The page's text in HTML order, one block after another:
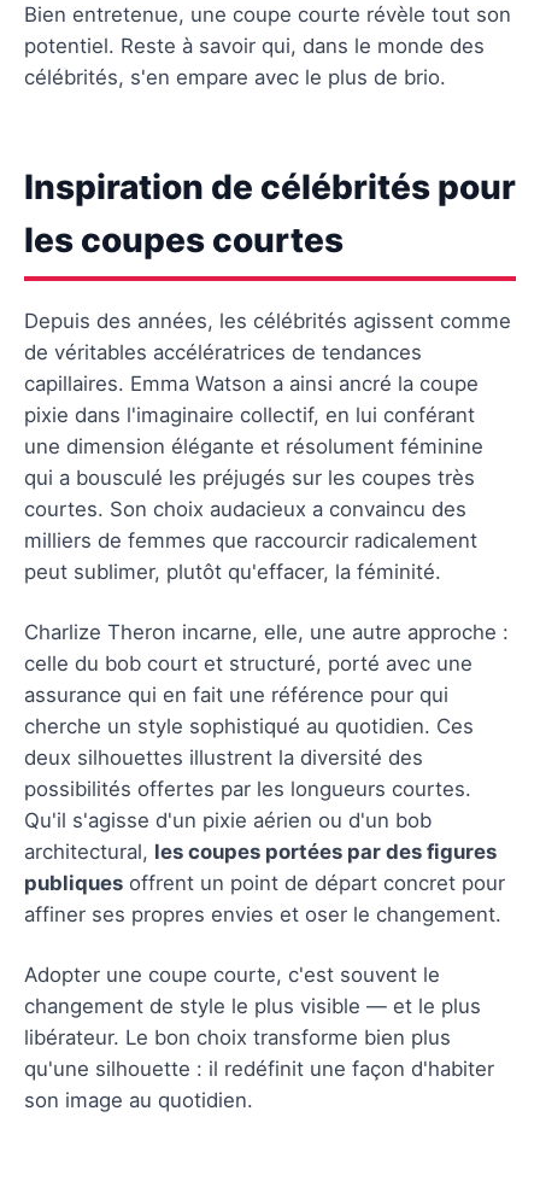
Bien entretenue, une coupe courte révèle tout son
potentiel. Reste à savoir qui, dans le monde des
célébrités, s'en empare avec le plus de brio.
Inspiration de célébrités pour
les coupes courtes
Depuis des années, les célébrités agissent comme
de véritables accélératrices de tendances
capillaires. Emma Watson a ainsi ancré la coupe
pixie dans l'imaginaire collectif, en lui conférant
une dimension élégante et résolument féminine
qui a bousculé les préjugés sur les coupes très
courtes. Son choix audacieux a convaincu des
milliers de femmes que raccourcir radicalement
peut sublimer, plutôt qu'effacer, la féminité.
Charlize Theron incarne, elle, une autre approche :
celle du bob court et structuré, porté avec une
assurance qui en fait une référence pour qui
cherche un style sophistiqué au quotidien. Ces
deux silhouettes illustrent la diversité des
possibilités offertes par les longueurs courtes.
Qu'il s'agisse d'un pixie aérien ou d'un bob
architectural, les coupes portées par des figures
publiques offrent un point de départ concret pour
affiner ses propres envies et oser le changement.
Adopter une coupe courte, c'est souvent le
changement de style le plus visible — et le plus
libérateur. Le bon choix transforme bien plus
qu'une silhouette : il redéfinit une façon d'habiter
son image au quotidien.